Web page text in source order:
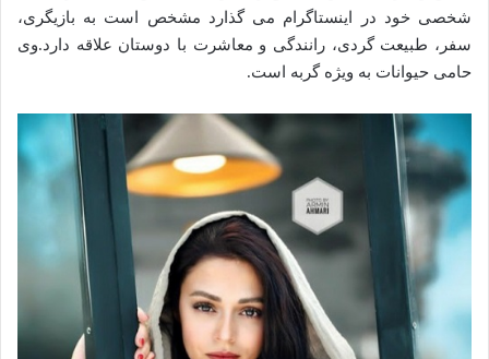
شخصی خود در اینستاگرام می گذارد مشخص است به بازیگری،
سفر، طبیعت گردی، رانندگی و معاشرت با دوستان علاقه دارد.وی
حامی حیوانات به ویژه گربه است.